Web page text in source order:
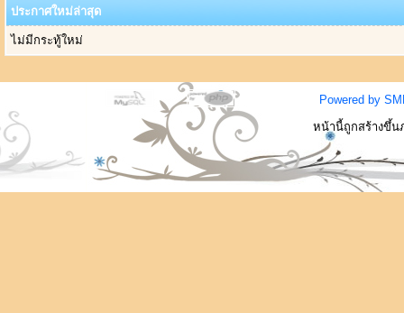
ประกาศใหม่ล่าสุด
ไม่มีกระทู้ใหม่
Powered by
หน้านี้ถูกสร้างขึ้น